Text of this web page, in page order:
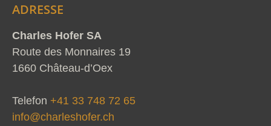
ADRESSE
Charles Hofer SA
Route des Monnaires 19
1660 Château-d’Oex
Telefon +41 33 748 72 65
info@charleshofer.ch